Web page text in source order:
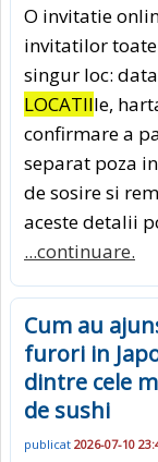
O invitatie
invitatilor
singur loc:
LOCATIIle,
confirmare a
separat poza
de sosire si
aceste detalii
...continuare.
Cum au
furori in
dintre cele
de sushi
publicat 2026-07-10